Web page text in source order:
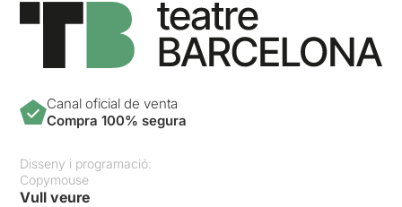
Canal oficial de venta
Compra 100% segura
Disseny i programació:
Copymouse
Vull veure